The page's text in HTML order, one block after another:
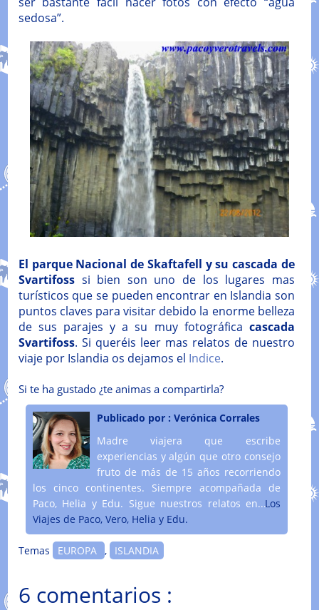
sedosa”.
El parque Nacional de Skaftafell y su cascada de
Svartifosssi bien son uno de los lugares mas
turísticos que se pueden encontrar en Islandia son
puntos claves para visitar debido la enorme belleza
de sus parajes y a su muy fotográfica cascada
Svartifoss. Si queréis leer mas relatos de nuestro
viaje por Islandia os dejamos el Indice.
Si te ha gustado ¿te animas a compartirla?
Publicado por : Verónica Corrales
Madre viajera que escribe
experiencias y algún que otro consejo
fruto de más de 15 años recorriendo
los cinco continentes. Siempre acompañada de
Paco, Helia y Edu. Sigue nuestros relatos en....
Los
Viajes de Paco, Vero, Helia y Edu.
Temas EUROPA , ISLANDIA
6 comentarios :